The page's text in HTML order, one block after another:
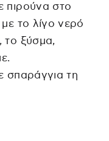
πιρούνα στο
το λίγο νερό
το ξύσμα,
σπαράγγια τη